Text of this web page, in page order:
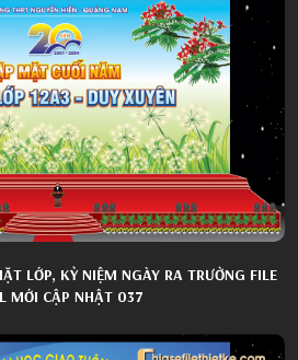
LỚP, KỶ NIỆM NGÀY RA TRƯỜNG FILE
MỚI CẬP NHẬT 037